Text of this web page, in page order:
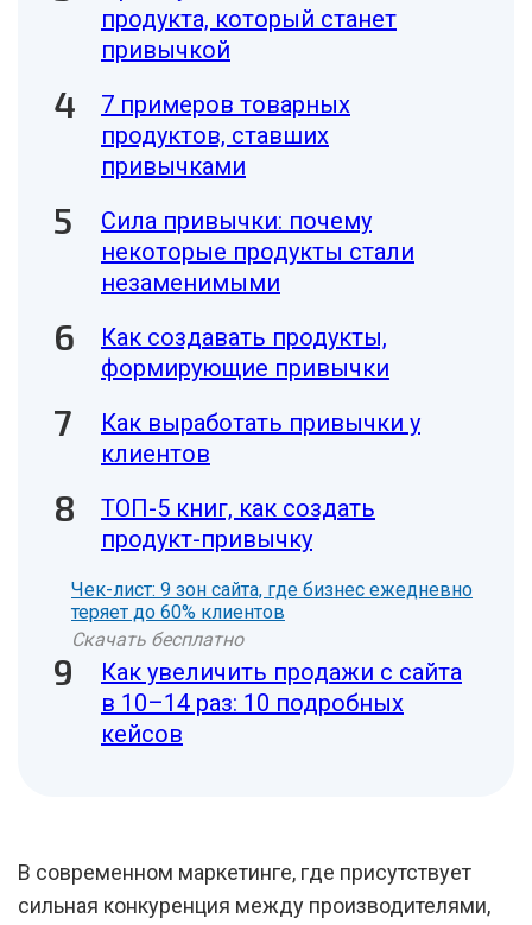
продукта, который станет
привычкой
7 примеров товарных
продуктов, ставших
привычками
Сила привычки: почему
некоторые продукты стали
незаменимыми
Как создавать продукты,
формирующие привычки
Как выработать привычки у
клиентов
ТОП-5 книг, как создать
продукт-привычку
Чек-лист: 9 зон сайта, где бизнес ежедневно
теряет до 60% клиентов
Скачать бесплатно
Как увеличить продажи с сайта
в 10–14 раз: 10 подробных
кейсов
В современном маркетинге, где присутствует
сильная конкуренция между производителями,